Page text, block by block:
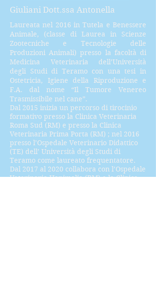
Giuliani Dott.ssa Antonella
Laureata nel 2016 in Tutela e Benessere
Animale, (classe di Laurea in Scienze
Zootecniche e Tecnologie delle
Produzioni Animali) presso la facoltà di
Medicina Veterinaria dell’Università
degli Studi di Teramo con una tesi in
Ostetricia, Igiene della Riproduzione e
F.A. dal nome “Il Tumore Venereo
Trasmissibile nel cane”.
Dal 2015 inizia un percorso di tirocinio
formativo presso la Clinica Veterinaria
Roma Sud (RM) e presso la Clinica
Veterinaria Prima Porta (RM) ; nel 2016
presso l’Ospedale Veterinario Didattico
(TE) dell’ Università degli Studi di
Teramo come laureato frequentatore.
Dal 2017 al 2020 collabora con l’Ospedale
Veterinario Hanimalia (RM) e la Clinica